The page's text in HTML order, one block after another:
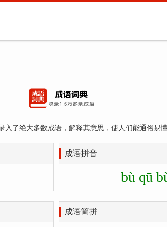
了绝大多数成语，解释其意思，使人们能通俗易
成语拼音
bù qū
成语简拼